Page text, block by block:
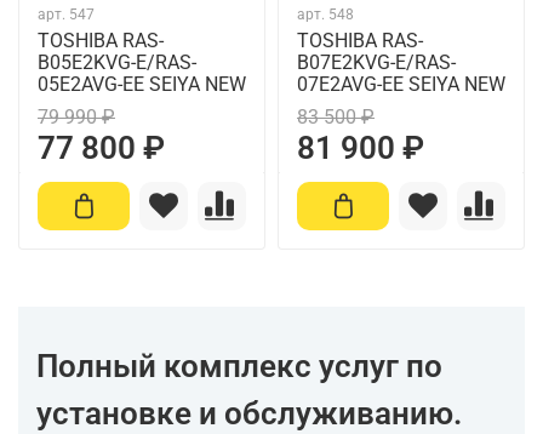
арт. 547
TOSHIBA RAS-
B05E2KVG-E/RAS-
05E2AVG-EE SEIYA NEW
79 990 ₽
77 800 ₽
арт. 548
TOSHIBA RAS-
B07E2KVG-E/RAS-
07E2AVG-EE SEIYA NEW
83 500 ₽
81 900 ₽
Полный комплекс услуг по
установке и обслуживанию.